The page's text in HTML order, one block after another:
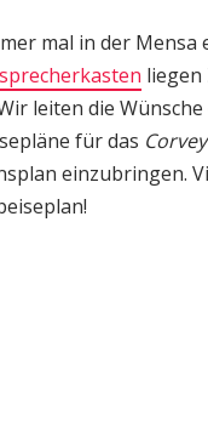
mal in der
liegen
leiten die
für das
einzubringen.